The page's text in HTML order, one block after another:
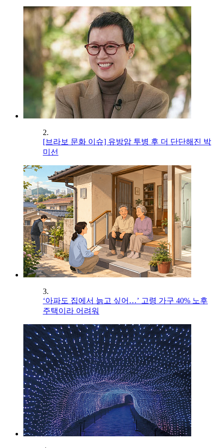
2.
[브라보 문화 이슈] 유방암 투병 후 더 단단해진 박
미선
3.
‘아파도 집에서 늙고 싶어…’ 고령 가구 40% 노후
주택이라 어려워